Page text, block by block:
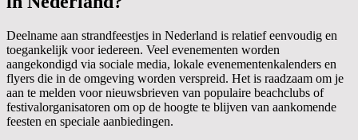
Deelname aan strandfeestjes in Nederland is relatief eenvoudig en
toegankelijk voor iedereen. Veel evenementen worden
aangekondigd via sociale media, lokale evenementenkalenders en
flyers die in de omgeving worden verspreid. Het is raadzaam om je
aan te melden voor nieuwsbrieven van populaire beachclubs of
festivalorganisatoren om op de hoogte te blijven van aankomende
feesten en speciale aanbiedingen.